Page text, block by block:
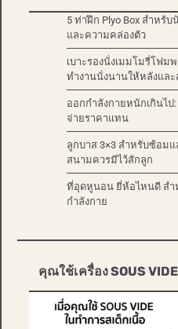
5 ท่าฝึก Plyo Box สำหรับ
และความคล่องตัว
เบาะรองนั่งเมมโมรี่โฟ
ทำงานนั่งนานให้หลังแล
ออกกำลังกายหนักเกินไป
จ่ายราคาแทน
ลูกบาส 3×3 สำหรับซ้อม
สนามควรมีไว้สักลูก
ที่อุดหูนอน ยี่ห้อไหนดี ส
กำลังกาย
คุณใช้เครื่อง SOUS